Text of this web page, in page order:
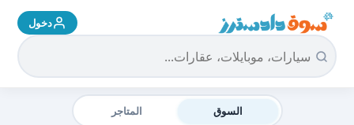
سوق دادسترز الرئيسية دخول
السوق المتاجر